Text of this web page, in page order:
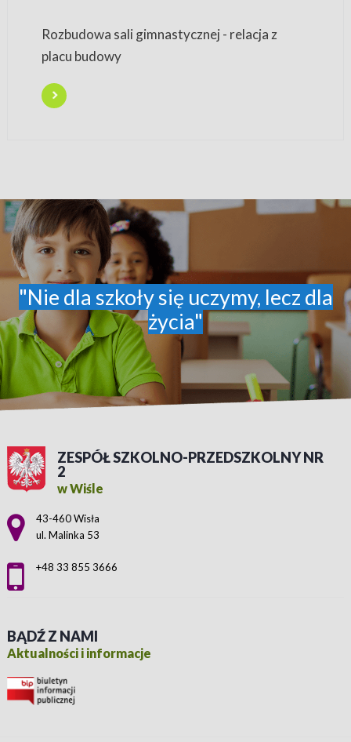
Rozbudowa sali gimnastycznej - relacja z
placu budowy
"Nie dla szkoły się uczymy, lecz dla
życia"
ZESPÓŁ SZKOLNO-PRZEDSZKOLNY NR
2
w Wiśle
Adres pocztowy:
43-460 Wisła
ul. Malinka 53
+48 33 855 3666
BĄDŹ Z NAMI
Aktualności i informacje